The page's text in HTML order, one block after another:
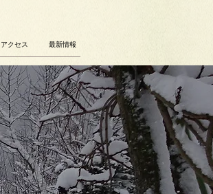
アクセス 最新情報